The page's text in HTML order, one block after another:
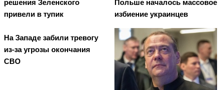
решения Зеленского
привели в тупик
Польше началось массовое
избиение украинцев
На Западе забили тревогу
из-за угрозы окончания
СВО